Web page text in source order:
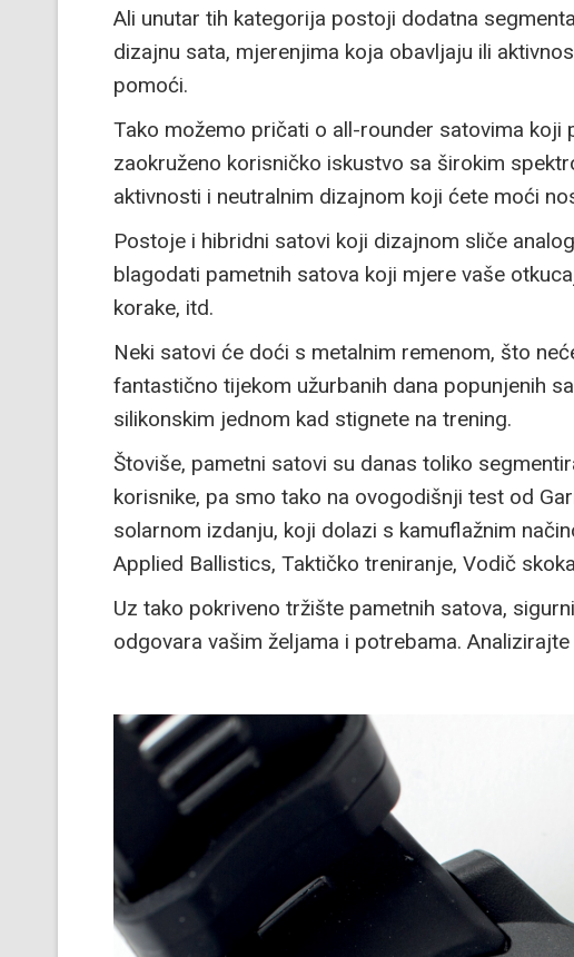
Ali unutar tih kategorija postoji dodatna
dizajnu sata, mjerenjima koja obavljaju ili
pomoći.
Tako možemo pričati o all-rounder satovima koji
zaokruženo korisničko iskustvo sa širokim
aktivnosti i neutralnim dizajnom koji ćete moći
Postoje i hibridni satovi koji dizajnom sliče
blagodati pametnih satova koji mjere vaše
korake, itd.
Neki satovi će doći s metalnim remenom, što
fantastično tijekom užurbanih dana popunjenih
silikonskim jednom kad stignete na trening.
Štoviše, pametni satovi su danas toliko
korisnike, pa smo tako na ovogodišnji test od
solarnom izdanju, koji dolazi s kamuflažnim
Applied Ballistics, Taktičko treniranje, Vodič
Uz tako pokriveno tržište pametnih satova,
odgovara vašim željama i potrebama.